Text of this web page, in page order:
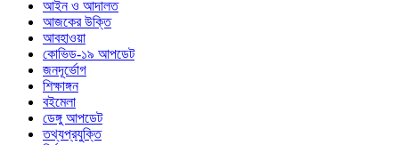
আইন ও আদালত
আজকের উক্তি
আবহাওয়া
কোভিড-১৯ আপডেট
জনদূর্ভোগ
শিক্ষাঙ্গন
বইমেলা
ডেঙ্গু আপডেট
তথ্যপ্রযুক্তি